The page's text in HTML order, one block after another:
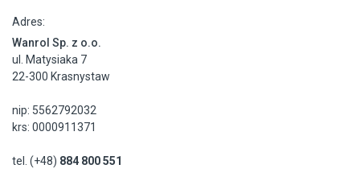
Adres:
Wanrol Sp. z o.o.
ul. Matysiaka 7
22-300 Krasnystaw
nip: 5562792032
krs: 0000911371
tel. (+48) 884 800 551